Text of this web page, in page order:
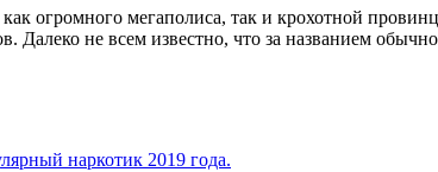
огромного мегаполиса, так и крохотной
Далеко не всем известно, что за названием